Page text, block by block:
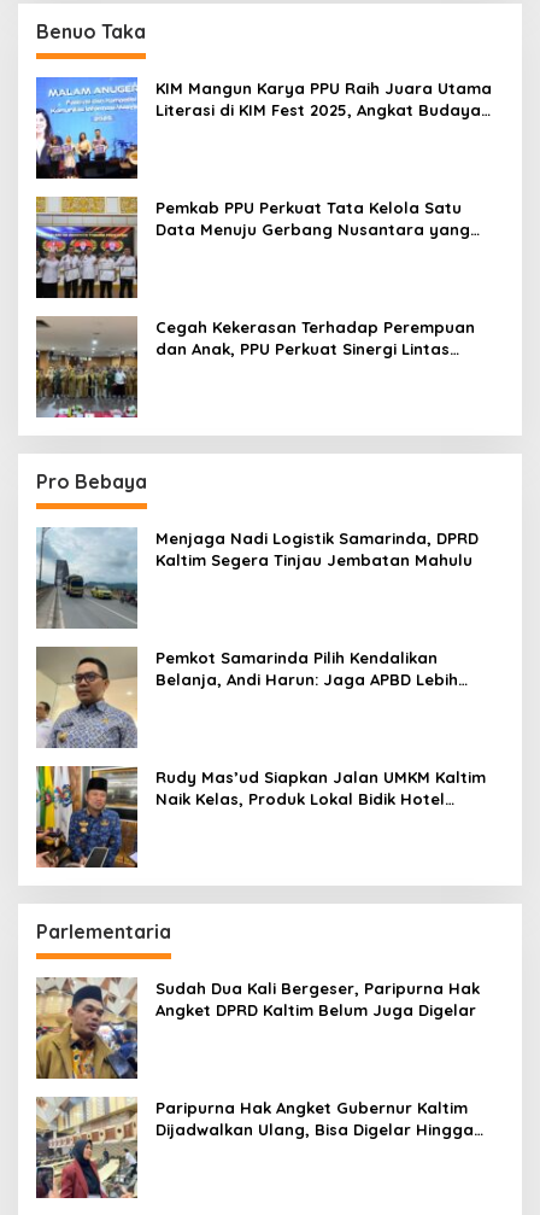
Benuo Taka
KIM Mangun Karya PPU Raih Juara Utama
Literasi di KIM Fest 2025, Angkat Budaya
Pemkab PPU Perkuat Tata Kelola Satu
Data Menuju Gerbang Nusantara yang
Cegah Kekerasan Terhadap Perempuan
dan Anak, PPU Perkuat Sinergi Lintas
Pro Bebaya
Menjaga Nadi Logistik Samarinda, DPRD
Kaltim Segera Tinjau Jembatan Mahulu
Pemkot Samarinda Pilih Kendalikan
Belanja, Andi Harun: Jaga APBD Lebih
Rudy Mas’ud Siapkan Jalan UMKM Kaltim
Naik Kelas, Produk Lokal Bidik Hotel
Parlementaria
Sudah Dua Kali Bergeser, Paripurna Hak
Angket DPRD Kaltim Belum Juga Digelar
Paripurna Hak Angket Gubernur Kaltim
Dijadwalkan Ulang, Bisa Digelar Hingga